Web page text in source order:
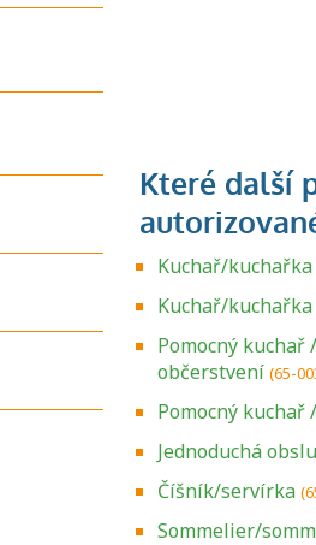
Kuchař/
Kuchař/
Pomocný
občerstvení (65-
Pomocný kuchař
Jednoduchá
Číšník/servírka
Sommelier/